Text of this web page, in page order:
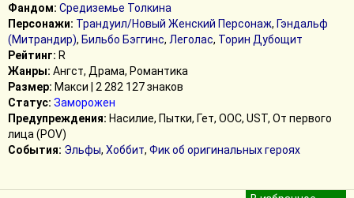
Фандом: Средиземье Толкина
Персонажи: Трандуил/Новый Женский Персонаж, Гэндальф
(Митрандир), Бильбо Бэггинс, Леголас, Торин Дубощит
Рейтинг: R
Жанры: Ангст, Драма, Романтика
Размер: Макси | 2 282 127 знаков
Статус: Заморожен
Предупреждения: Насилие, Пытки, Гет, ООС, UST, От первого
лица (POV)
События: Эльфы, Хоббит, Фик об оригинальных героях